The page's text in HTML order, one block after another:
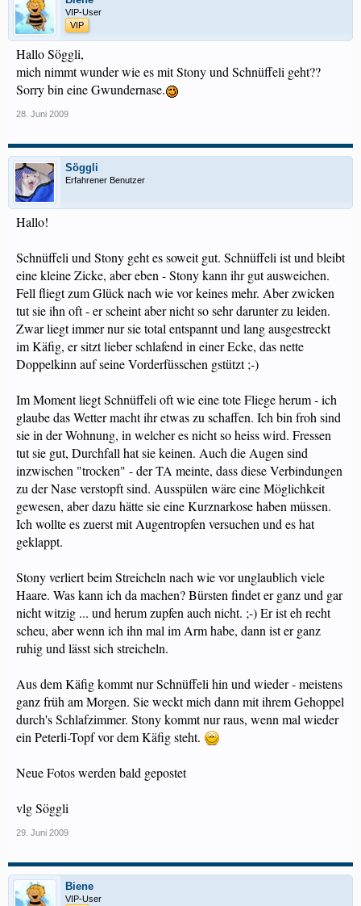
VIP-User
VIP
Hallo Söggli,
mich nimmt wunder wie es mit Stony und Schnüffeli geht??
Sorry bin eine Gwundernase.
28. Juni 2009
Söggli
Erfahrener Benutzer
Hallo!
Schnüffeli und Stony geht es soweit gut. Schnüffeli ist und bleibt
eine kleine Zicke, aber eben - Stony kann ihr gut ausweichen.
Fell fliegt zum Glück nach wie vor keines mehr. Aber zwicken
tut sie ihn oft - er scheint aber nicht so sehr darunter zu leiden.
Zwar liegt immer nur sie total entspannt und lang ausgestreckt
im Käfig, er sitzt lieber schlafend in einer Ecke, das nette
Doppelkinn auf seine Vorderfüsschen gstützt ;-)
Im Moment liegt Schnüffeli oft wie eine tote Fliege herum - ich
glaube das Wetter macht ihr etwas zu schaffen. Ich bin froh sind
sie in der Wohnung, in welcher es nicht so heiss wird. Fressen
tut sie gut, Durchfall hat sie keinen. Auch die Augen sind
inzwischen "trocken" - der TA meinte, dass diese Verbindungen
zu der Nase verstopft sind. Ausspülen wäre eine Möglichkeit
gewesen, aber dazu hätte sie eine Kurznarkose haben müssen.
Ich wollte es zuerst mit Augentropfen versuchen und es hat
geklappt.
Stony verliert beim Streicheln nach wie vor unglaublich viele
Haare. Was kann ich da machen? Bürsten findet er ganz und gar
nicht witzig ... und herum zupfen auch nicht. ;-) Er ist eh recht
scheu, aber wenn ich ihn mal im Arm habe, dann ist er ganz
ruhig und lässt sich streicheln.
Aus dem Käfig kommt nur Schnüffeli hin und wieder - meistens
ganz früh am Morgen. Sie weckt mich dann mit ihrem Gehoppel
durch's Schlafzimmer. Stony kommt nur raus, wenn mal wieder
ein Peterli-Topf vor dem Käfig steht.
Neue Fotos werden bald gepostet
vlg Söggli
29. Juni 2009
Biene
VIP-User